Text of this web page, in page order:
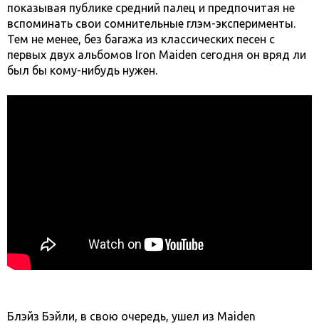
показывая публике средний палец и предпочитая не
вспоминать свои сомнительные глэм-эксперименты.
Тем не менее, без багажа из классических песен с
первых двух альбомов Iron Maiden сегодня он вряд ли
был бы кому-нибудь нужен.
Блэйз Бэйли, в свою очередь, ушел из Maiden